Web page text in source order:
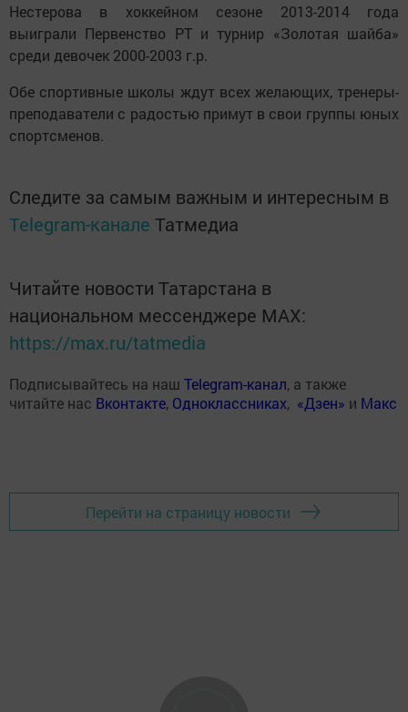
Нестерова в хоккейном сезоне 2013-2014 года
выиграли Первенство РТ и турнир «Золотая шайба»
среди девочек 2000-2003 г.р.
Обе спортивные школы ждут всех желающих, тренеры-
преподаватели с радостью примут в свои группы юных
спортсменов.
Следите за самым важным и интересным в
Telegram-канале Татмедиа
Читайте новости Татарстана в
национальном мессенджере MАХ:
https://max.ru/tatmedia
Подписывайтесь на наш Telegram-канал, а также
читайте нас Вконтакте, Одноклассниках, «Дзен» и Макс
Перейти на страницу новости